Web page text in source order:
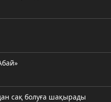
сақ болуға шақырады